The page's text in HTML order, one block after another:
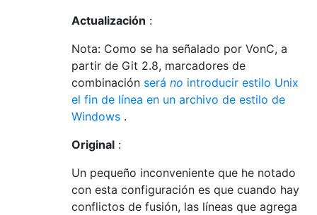
Actualización :
Nota: Como se ha señalado por VonC, a
partir de Git 2.8, marcadores de
combinación será no introducir estilo Unix
el fin de línea en un archivo de estilo de
Windows .
Original :
Un pequeño inconveniente que he notado
con esta configuración es que cuando hay
conflictos de fusión, las líneas que agrega